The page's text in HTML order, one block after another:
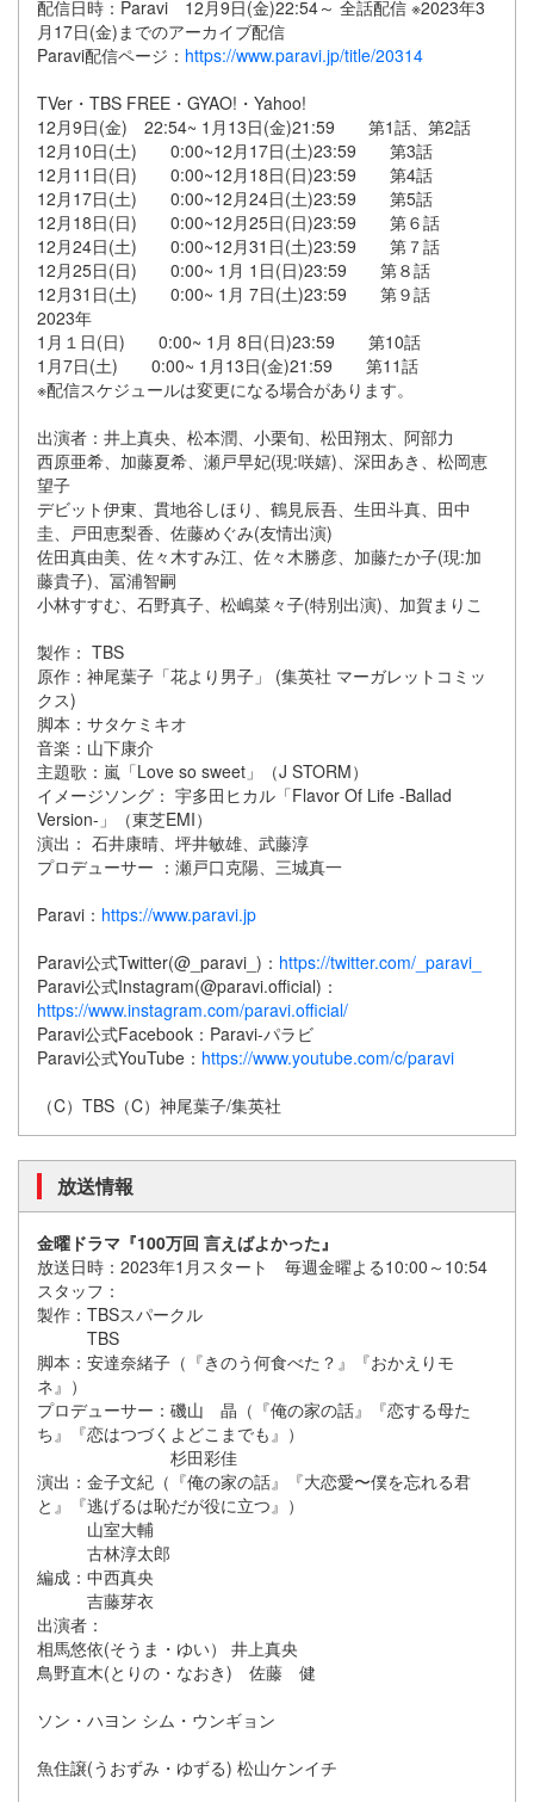
配信日時：Paravi 12月9日(金)22:54～ 全話配信 ※2023年3
月17日(金)までのアーカイブ配信
Paravi配信ページ： https://www.paravi.jp/title/20314
TVer・TBS FREE・GYAO!・Yahoo!
12月9日(金) 22:54~ 1月13日(金)21:59 第1話、第2話
12月10日(土) 0:00~12月17日(土)23:59 第3話
12月11日(日) 0:00~12月18日(日)23:59 第4話
12月17日(土) 0:00~12月24日(土)23:59 第5話
12月18日(日) 0:00~12月25日(日)23:59 第６話
12月24日(土) 0:00~12月31日(土)23:59 第７話
12月25日(日) 0:00~ 1月 1日(日)23:59 第８話
12月31日(土) 0:00~ 1月 7日(土)23:59 第９話
2023年
1月１日(日) 0:00~ 1月 8日(日)23:59 第10話
1月7日(土) 0:00~ 1月13日(金)21:59 第11話
※配信スケジュールは変更になる場合があります。
出演者：井上真央、松本潤、小栗旬、松田翔太、阿部力
西原亜希、加藤夏希、瀬戸早妃(現:咲嬉)、深田あき、松岡恵
望子
デビット伊東、貫地谷しほり、鶴見辰吾、生田斗真、田中
圭、戸田恵梨香、佐藤めぐみ(友情出演)
佐田真由美、佐々木すみ江、佐々木勝彦、加藤たか子(現:加
藤貴子)、冨浦智嗣
小林すすむ、石野真子、松嶋菜々子(特別出演)、加賀まりこ
製作： TBS
原作：神尾葉子「花より男子」 (集英社 マーガレットコミッ
クス)
脚本：サタケミキオ
音楽：山下康介
主題歌：嵐「Love so sweet」（J STORM）
イメージソング： 宇多田ヒカル「Flavor Of Life -Ballad
Version-」（東芝EMI）
演出： 石井康晴、坪井敏雄、武藤淳
プロデューサー ：瀬戸口克陽、三城真一
Paravi： https://www.paravi.jp
Paravi公式Twitter(@_paravi_)： https://twitter.com/_paravi_
Paravi公式Instagram(@paravi.official)：
https://www.instagram.com/paravi.official/
Paravi公式Facebook：Paravi-パラビ
Paravi公式YouTube： https://www.youtube.com/c/paravi
（C）TBS（C）神尾葉子/集英社
放送情報
金曜ドラマ『100万回 言えばよかった』
放送日時：2023年1月スタート 毎週金曜よる10:00～10:54
スタッフ：
製作：TBSスパークル
TBS
脚本：安達奈緒子（『きのう何食べた？』『おかえりモ
ネ』）
プロデューサー：磯山 晶（『俺の家の話』『恋する母た
ち』『恋はつづくよどこまでも』）
杉田彩佳
演出：金子文紀（『俺の家の話』『大恋愛〜僕を忘れる君
と』『逃げるは恥だが役に立つ』）
山室大輔
古林淳太郎
編成：中西真央
吉藤芽衣
出演者：
相馬悠依(そうま・ゆい） 井上真央
鳥野直木(とりの・なおき) 佐藤 健
ソン・ハヨン シム・ウンギョン
魚住譲(うおずみ・ゆずる) 松山ケンイチ